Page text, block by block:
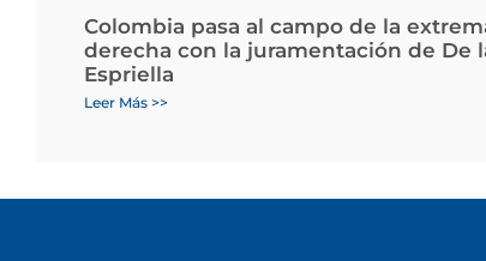
Colombia pasa al campo de la
derecha con la juramentación de De
Espriella
Leer Más >>